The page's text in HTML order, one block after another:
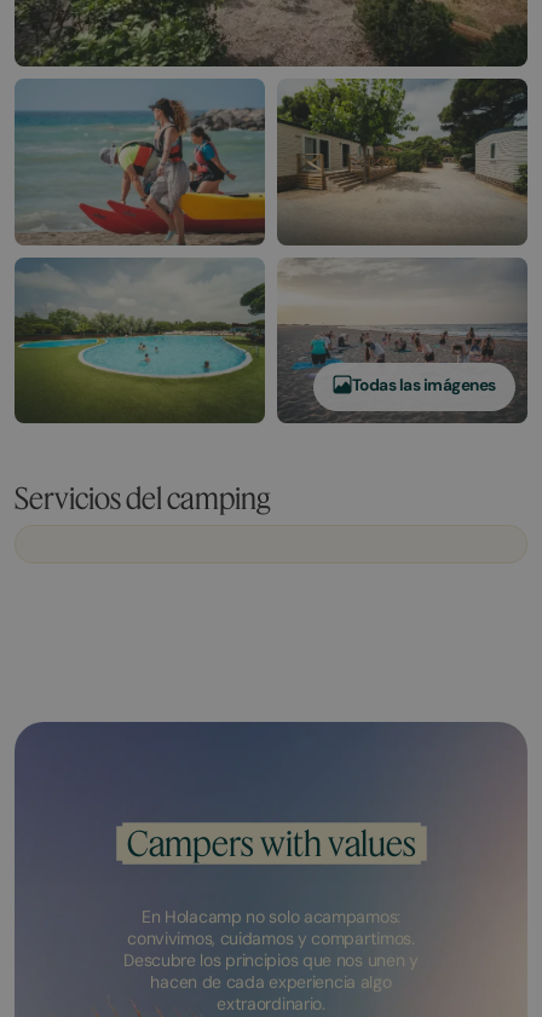
Todas las imágenes
Servicios del camping
Campers with values
En Holacamp no solo acampamos:
convivimos, cuidamos y compartimos.
Descubre los principios que nos unen y
hacen de cada experiencia algo
extraordinario.